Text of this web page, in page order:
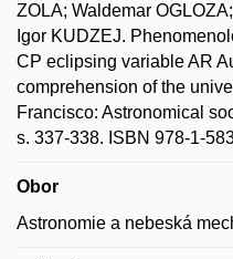
ZOLA; Waldemar
Igor KUDZEJ.
CP eclipsing variable AR
comprehension of the
Francisco: Astronomical
s. 337-338. ISBN 978-1-
Obor
Astronomie a nebeská